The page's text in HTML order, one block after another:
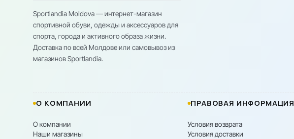
Sportlandia Moldova — интернет-магазин
спортивной обуви, одежды и аксессуаров для
спорта, города и активного образа жизни.
Доставка по всей Молдове или самовывоз из
магазинов Sportlandia.
О КОМПАНИИ
О компании
Наши магазины
ПРАВОВАЯ ИНФОРМАЦИЯ
Условия возврата
Условия доставки